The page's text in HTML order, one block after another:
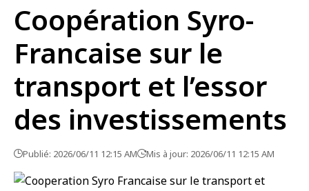
Coopération Syro-
Francaise sur le
transport et l’essor
des investissements
Publié: 2026/06/11 12:15 AM Mis à jour: 2026/06/11 12:15 AM